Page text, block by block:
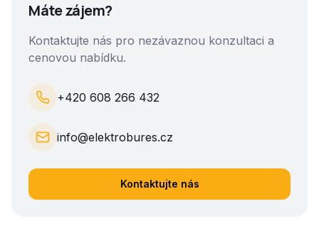
Máte zájem?
Kontaktujte nás pro nezávaznou konzultaci a
cenovou nabídku.
+420 608 266 432
info@elektrobures.cz
Kontaktujte nás